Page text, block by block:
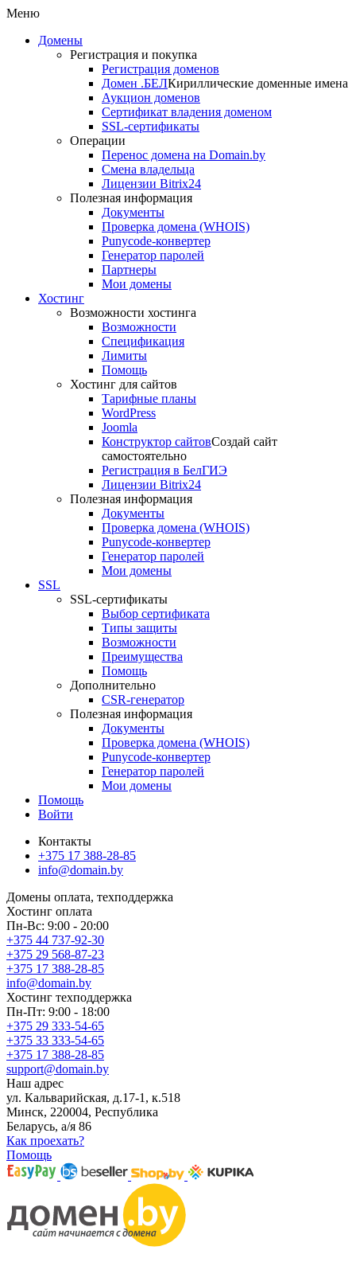
Меню
Домены
Регистрация и покупка
Регистрация доменов
Домен .БЕЛКириллические доменные имена
Аукцион доменов
Сертификат владения доменом
SSL-сертификаты
Операции
Перенос домена на Domain.by
Смена владельца
Лицензии Bitrix24
Полезная информация
Документы
Проверка домена (WHOIS)
Punycode-конвертер
Генератор паролей
Партнеры
Мои домены
Хостинг
Возможности хостинга
Возможности
Спецификация
Лимиты
Помощь
Хостинг для сайтов
Тарифные планы
WordPress
Joomla
Конструктор сайтовСоздай сайт
самостоятельно
Регистрация в БелГИЭ
Лицензии Bitrix24
Полезная информация
Документы
Проверка домена (WHOIS)
Punycode-конвертер
Генератор паролей
Мои домены
SSL
SSL-сертификаты
Выбор сертификата
Типы защиты
Возможности
Преимущества
Помощь
Дополнительно
CSR-генератор
Полезная информация
Документы
Проверка домена (WHOIS)
Punycode-конвертер
Генератор паролей
Мои домены
Помощь
Войти
Контакты
+375 17 388-28-85
info@domain.by
Домены оплата, техподдержка
Хостинг оплата
Пн-Вс: 9:00 - 20:00
+375 44 737-92-30
+375 29 568-87-23
+375 17 388-28-85
info@domain.by
Хостинг техподдержка
Пн-Пт: 9:00 - 18:00
+375 29 333-54-65
+375 33 333-54-65
+375 17 388-28-85
support@domain.by
Наш адрес
ул. Кальварийская, д.17-1, к.518
Минск, 220004, Республика
Беларусь, а/я 86
Как проехать?
Помощь